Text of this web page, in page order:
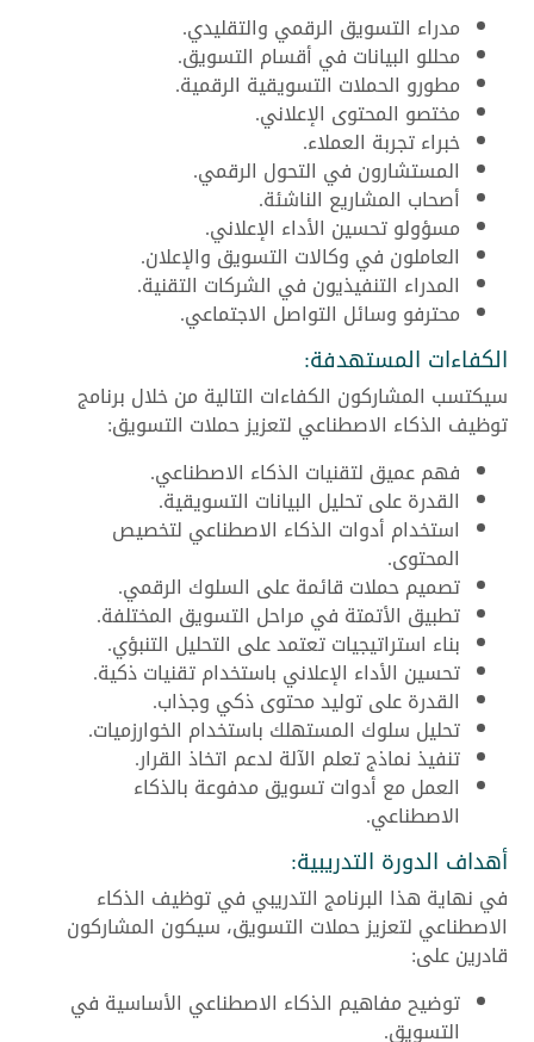
مدراء التسويق الرقمي والتقليدي.
محللو البيانات في أقسام التسويق.
مطورو الحملات التسويقية الرقمية.
مختصو المحتوى الإعلاني.
خبراء تجربة العملاء.
المستشارون في التحول الرقمي.
أصحاب المشاريع الناشئة.
مسؤولو تحسين الأداء الإعلاني.
العاملون في وكالات التسويق والإعلان.
المدراء التنفيذيون في الشركات التقنية.
محترفو وسائل التواصل الاجتماعي.
الكفاءات المستهدفة:
سيكتسب المشاركون الكفاءات التالية من خلال برنامج
توظيف الذكاء الاصطناعي لتعزيز حملات التسويق:
فهم عميق لتقنيات الذكاء الاصطناعي.
القدرة على تحليل البيانات التسويقية.
استخدام أدوات الذكاء الاصطناعي لتخصيص
المحتوى.
تصميم حملات قائمة على السلوك الرقمي.
تطبيق الأتمتة في مراحل التسويق المختلفة.
بناء استراتيجيات تعتمد على التحليل التنبؤي.
تحسين الأداء الإعلاني باستخدام تقنيات ذكية.
القدرة على توليد محتوى ذكي وجذاب.
تحليل سلوك المستهلك باستخدام الخوارزميات.
تنفيذ نماذج تعلم الآلة لدعم اتخاذ القرار.
العمل مع أدوات تسويق مدفوعة بالذكاء
الاصطناعي.
أهداف الدورة التدريبية:
في نهاية هذا البرنامج التدريبي في توظيف الذكاء
الاصطناعي لتعزيز حملات التسويق، سيكون المشاركون
قادرين على:
توضيح مفاهيم الذكاء الاصطناعي الأساسية في
التسويق.